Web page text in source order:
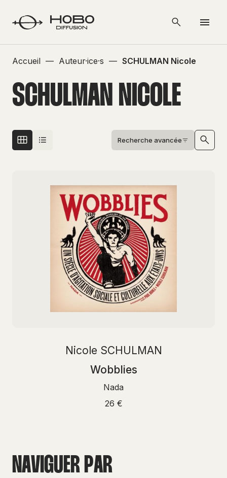
Accueil — Auteur·ice·s — SCHULMAN Nicole
SCHULMAN NICOLE
Recherche avancée
Nicole SCHULMAN
Wobblies
Nada
26 €
NAVIGUERPAR